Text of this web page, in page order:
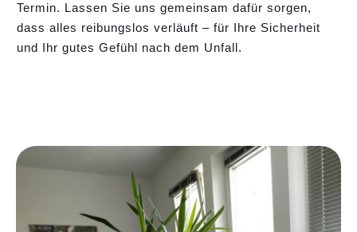
Termin. Lassen Sie uns gemeinsam dafür sorgen,
dass alles reibungslos verläuft – für Ihre Sicherheit
und Ihr gutes Gefühl nach dem Unfall.